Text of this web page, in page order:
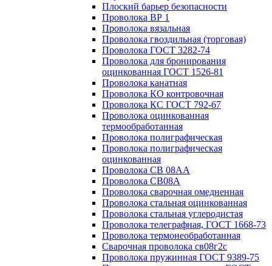
Плоский барьер безопасности
Проволока ВР 1
Проволока вязальная
Проволока гвоздильная (торговая)
Проволока ГОСТ 3282-74
Проволока для бронирования
оцинкованная ГОСТ 1526-81
Проволока канатная
Проволока КО контровочная
Проволока КС ГОСТ 792-67
Проволока оцинкованная
термообработанная
Проволока полиграфическая
Проволока полиграфическая
оцинкованная
Проволока СВ 08АА
Проволока СВ08А
Проволока сварочная омедненная
Проволока стальная оцинкованная
Проволока стальная углеродистая
Проволока телеграфная, ГОСТ 1668-73
Проволока термонеобработанная
Сварочная проволока св08г2с
Проволока пружинная ГОСТ 9389-75